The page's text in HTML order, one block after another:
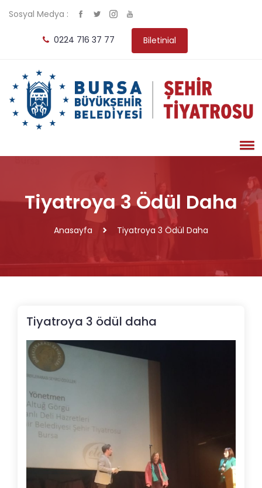
Sosyal Medya :
0224 716 37 77 Biletinial
Tiyatroya 3 Ödül Daha
Anasayfa Tiyatroya 3 Ödül Daha
Tiyatroya 3 ödül daha